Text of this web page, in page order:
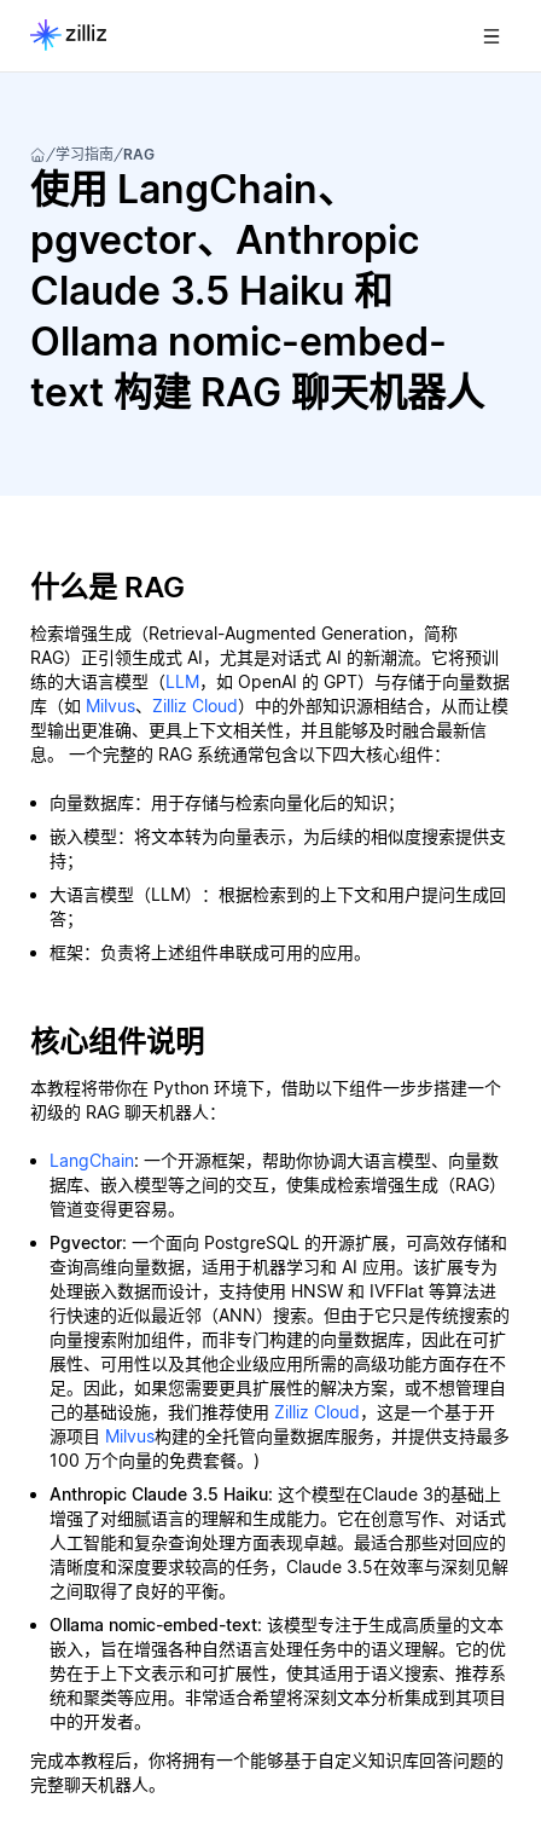
学习指南 RAG
使用 LangChain、
pgvector、Anthropic
Claude 3.5 Haiku 和
Ollama nomic-embed-
text 构建 RAG 聊天机器人
什么是 RAG
检索增强生成（Retrieval-Augmented Generation，简称
RAG）正引领生成式 AI，尤其是对话式 AI 的新潮流。它将预训
练的大语言模型（LLM，如 OpenAI 的 GPT）与存储于向量数据
库（如 Milvus、 Zilliz Cloud）中的外部知识源相结合，从而让模
型输出更准确、更具上下文相关性，并且能够及时融合最新信
息。 一个完整的 RAG 系统通常包含以下四大核心组件：
向量数据库：用于存储与检索向量化后的知识；
嵌入模型：将文本转为向量表示，为后续的相似度搜索提供支
持；
大语言模型（LLM）：根据检索到的上下文和用户提问生成回
答；
框架：负责将上述组件串联成可用的应用。
核心组件说明
本教程将带你在 Python 环境下，借助以下组件一步步搭建一个
初级的 RAG 聊天机器人：
LangChain: 一个开源框架，帮助你协调大语言模型、向量数
据库、嵌入模型等之间的交互，使集成检索增强生成（RAG）
管道变得更容易。
Pgvector: 一个面向 PostgreSQL 的开源扩展，可高效存储和
查询高维向量数据，适用于机器学习和 AI 应用。该扩展专为
处理嵌入数据而设计，支持使用 HNSW 和 IVFFlat 等算法进
行快速的近似最近邻（ANN）搜索。但由于它只是传统搜索的
向量搜索附加组件，而非专门构建的向量数据库，因此在可扩
展性、可用性以及其他企业级应用所需的高级功能方面存在不
足。因此，如果您需要更具扩展性的解决方案，或不想管理自
己的基础设施，我们推荐使用 Zilliz Cloud，这是一个基于开
源项目 Milvus构建的全托管向量数据库服务，并提供支持最多
100 万个向量的免费套餐。)
Anthropic Claude 3.5 Haiku: 这个模型在Claude 3的基础上
增强了对细腻语言的理解和生成能力。它在创意写作、对话式
人工智能和复杂查询处理方面表现卓越。最适合那些对回应的
清晰度和深度要求较高的任务，Claude 3.5在效率与深刻见解
之间取得了良好的平衡。
Ollama nomic-embed-text: 该模型专注于生成高质量的文本
嵌入，旨在增强各种自然语言处理任务中的语义理解。它的优
势在于上下文表示和可扩展性，使其适用于语义搜索、推荐系
统和聚类等应用。非常适合希望将深刻文本分析集成到其项目
中的开发者。
完成本教程后，你将拥有一个能够基于自定义知识库回答问题的
完整聊天机器人。